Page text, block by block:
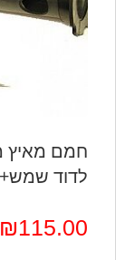
חמם מאיץ
לדוד
₪115.00